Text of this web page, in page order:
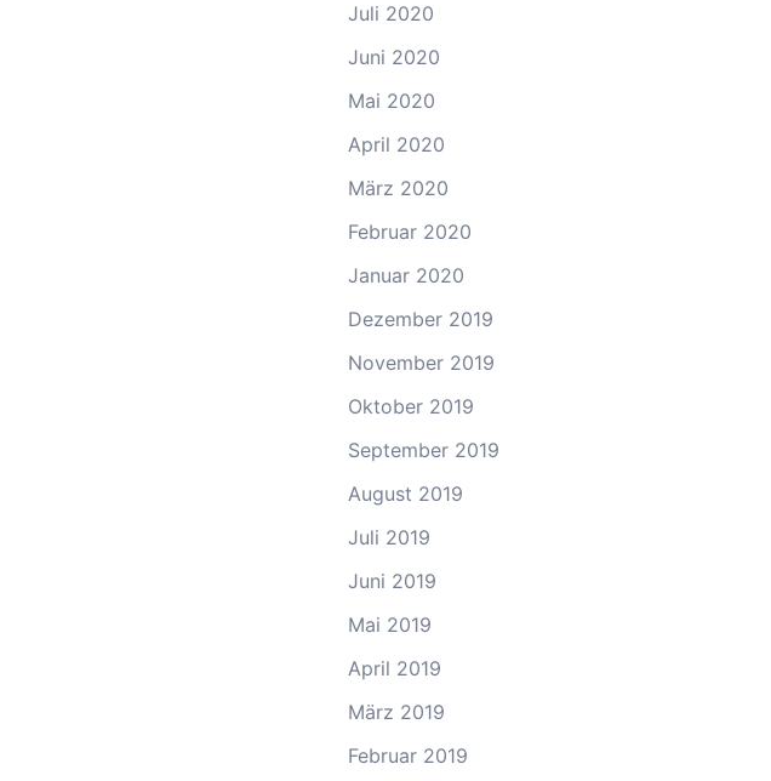
Juli 2020
Juni 2020
Mai 2020
April 2020
März 2020
Februar 2020
Januar 2020
Dezember 2019
November 2019
Oktober 2019
September 2019
August 2019
Juli 2019
Juni 2019
Mai 2019
April 2019
März 2019
Februar 2019